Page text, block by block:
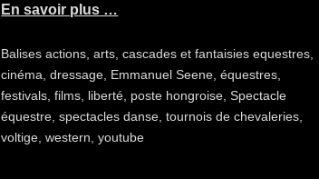
En savoir plus …
Balisesactions ,arts ,cascades et fantaisies equestres
cinéma ,dressage Emmanuel Seene ,équestres
festivals ,films liberté poste hongroise ,Spectacle
équestre ,spectacles danse ,tournois de chevaleries
voltige ,western ,youtube